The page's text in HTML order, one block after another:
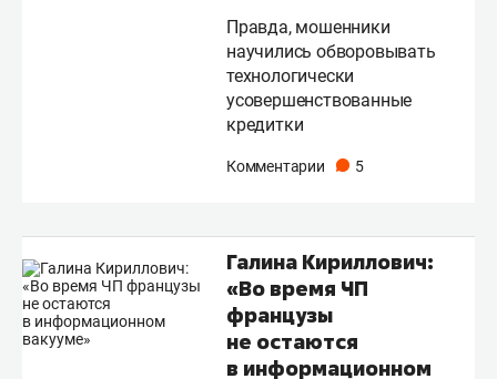
Правда, мошенники
научились обворовывать
технологически
усовершенствованные
кредитки
Комментарии 5
Галина Кириллович:
«Во время ЧП
французы
не остаются
в информационном